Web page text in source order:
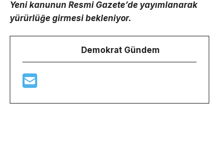
Yeni kanunun Resmi Gazete’de yayımlanarak
yürürlüğe girmesi bekleniyor.
Demokrat Gündem